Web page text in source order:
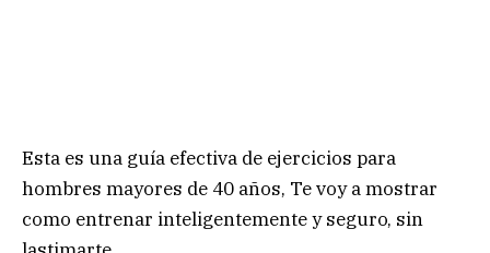
Esta es una guía efectiva de ejercicios para
hombres mayores de 40 años, Te voy a mostrar
como entrenar inteligentemente y seguro, sin